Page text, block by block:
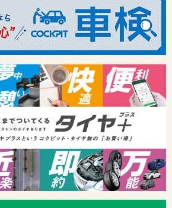
ご確認ください。